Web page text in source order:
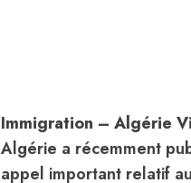
Immigration – Algérie
Algérie a récemment
appel important relatif